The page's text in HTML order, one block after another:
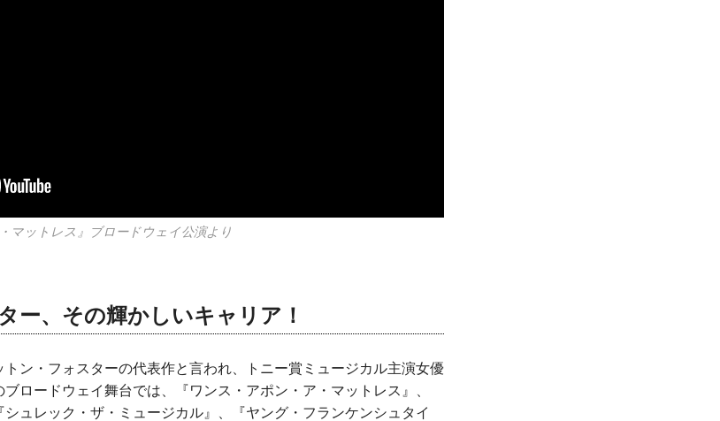
マットレス』ブロードウェイ公演より
ー、その輝かしいキャリア！
トン・フォスターの代表作と言われ、トニー賞ミュージカル主演女優
ロードウェイ舞台では、『ワンス・アポン・ア・マットレス』、
シュレック・ザ・ミュージカル』、『ヤング・フランケンシュタイ